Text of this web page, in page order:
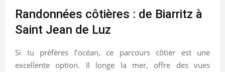
Randonnées côtières : de Biarritz à
Saint Jean de Luz
Si tu préfères l’océan, ce parcours côtier est une
excellente option. Il longe la mer, offre des vues